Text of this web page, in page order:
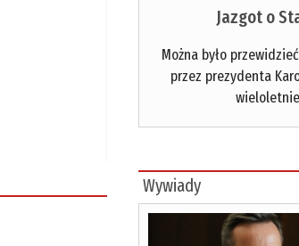
Jazgot o
Można było
przez prezydenta
Wywiady